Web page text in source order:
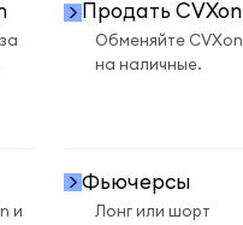
Продать CVXon
Обменяйте CVXon
на наличные.
и
Фьючерсы
Лонг или шорт